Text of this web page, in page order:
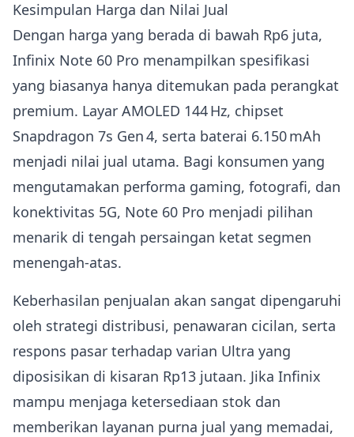
Kesimpulan Harga dan Nilai Jual
Dengan harga yang berada di bawah Rp6 juta,
Infinix Note 60 Pro menampilkan spesifikasi
yang biasanya hanya ditemukan pada perangkat
premium. Layar AMOLED 144 Hz, chipset
Snapdragon 7s Gen 4, serta baterai 6.150 mAh
menjadi nilai jual utama. Bagi konsumen yang
mengutamakan performa gaming, fotografi, dan
konektivitas 5G, Note 60 Pro menjadi pilihan
menarik di tengah persaingan ketat segmen
menengah‑atas.
Keberhasilan penjualan akan sangat dipengaruhi
oleh strategi distribusi, penawaran cicilan, serta
respons pasar terhadap varian Ultra yang
diposisikan di kisaran Rp13 jutaan. Jika Infinix
mampu menjaga ketersediaan stok dan
memberikan layanan purna jual yang memadai,